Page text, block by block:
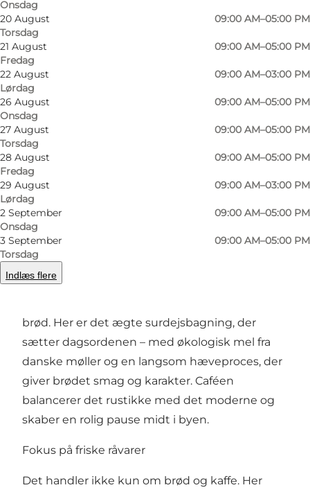
Onsdag
20 August
Torsdag
09:00 AM–05:00 PM
21 August
Fredag
09:00 AM–05:00 PM
22 August
Lørdag
09:00 AM–03:00 PM
26 August
Onsdag
09:00 AM–05:00 PM
27 August
Torsdag
09:00 AM–05:00 PM
28 August
Fredag
09:00 AM–05:00 PM
29 August
Lørdag
09:00 AM–03:00 PM
2 September
Onsdag
09:00 AM–05:00 PM
3 September
Torsdag
09:00 AM–05:00 PM
Indlæs flere
Foto: Louise Juel Rasmussen Foto:
En moderne café med kærlighed til håndværk
Når du træder ind på stedet, mødes du af en
brød. Her er det ægte surdejsbagning, der
sætter dagsordenen – med økologisk mel fra
danske møller og en langsom hæveproces, der
giver brødet smag og karakter. Caféen
balancerer det rustikke med det moderne og
skaber en rolig pause midt i byen.
Fokus på friske råvarer
Det handler ikke kun om brød og kaffe. Her